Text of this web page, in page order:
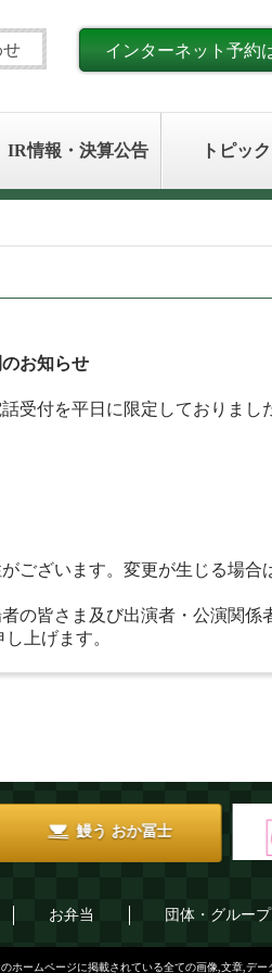
インターネット予約
せ
IR情報・決算公告 トピッ
お知らせ
受付を平日に限定しておりま
ございます。変更が生じる場
の皆さま及び出演者・公演関
上げます。
鰻う おか冨士
お弁当 団体・グループ
のホームページに掲載されている全ての画像,文章,デ